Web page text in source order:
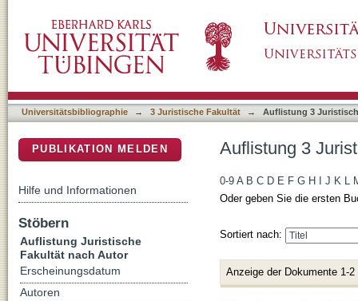
Universitätsbibliographie → 3 Juristische Fakultät → Auflistung 3
Auflistung 3
0-9 A B C D E F G H J K L
Oder geben Sie die ersten
Sortiert nach:
Anzeige der Dokumente 1-2
PUBLIKATION MELDEN
Hilfe und Informationen
Stöbern
Auflistung Juristische
Fakultät nach Autor
Erscheinungsdatum
Autoren